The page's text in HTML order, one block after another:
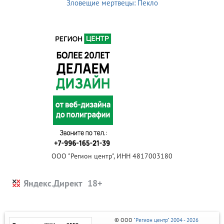
Зловещие мертвецы: Пекло
ООО "Регион центр", ИНН 4817003180
Яндекс.Директ
© ООО "Регион центр" 2004 - 2026